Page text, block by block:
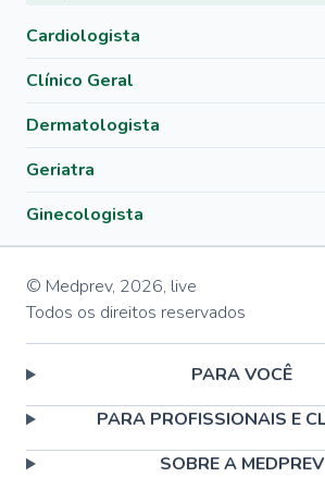
Cardiologista
Clínico Geral
Dermatologista
Geriatra
Ginecologista
© Medprev, 2026, live
Todos os direitos reservados
PARA VOCÊ
PARA PROFISSIONAIS E
SOBRE A MEDPREV